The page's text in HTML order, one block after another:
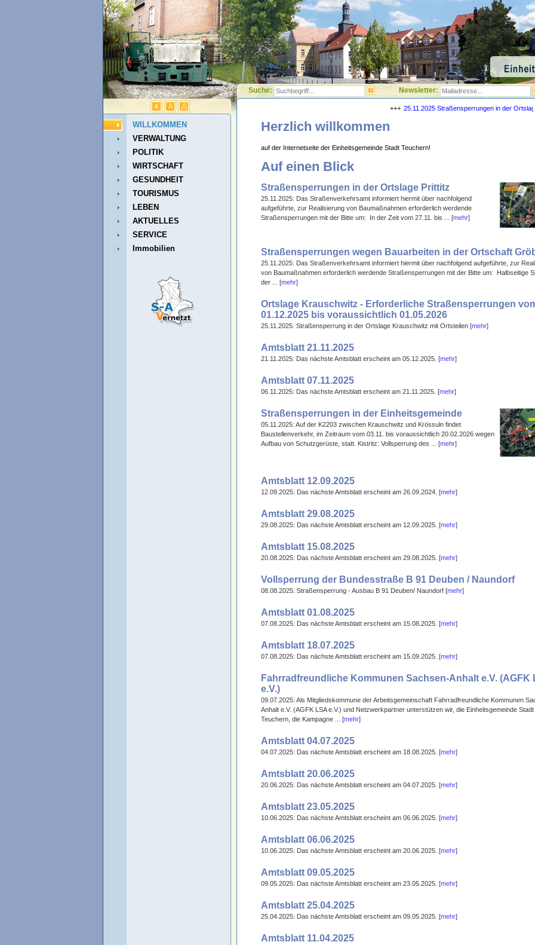
Suche: Newsletter:
WILLKOMMEN
VERWALTUNG
POLITIK
WIRTSCHAFT
GESUNDHEIT
TOURISMUS
LEBEN
AKTUELLES
SERVICE
Immobilien
25.11.2025 Straßensperrungen in der Ortslage Prittitz
Herzlich willkommen
auf der Internetseite der Einheitsgemeinde Stadt Teuchern!
Auf einen Blick
Straßensperrungen in der Ortslage Prittitz
25.11.2025: Das Straßenverkehrsamt informiert hiermit über nachfolgend
aufgeführte, zur Realisierung von Baumaßnahmen erforderlich werdende
Straßensperrungen mit der Bitte um: In der Zeit vom 27.11. bis ... [mehr]
Straßensperrungen wegen Bauarbeiten in der Ortschaft
25.11.2025: Das Straßenverkehrsamt informiert hiermit über nachfolgend aufgeführte, zur
von Baumaßnahmen erforderlich werdende Straßensperrungen mit der Bitte um: Halbseitige
der ... [mehr]
Ortslage Krauschwitz - Erforderliche Straßensperrungen
01.12.2025 bis voraussichtlich 01.05.2026
25.11.2025: Straßensperrung in der Ortslage Krauschwitz mit Ortsteilen [mehr]
Amtsblatt 21.11.2025
21.11.2025: Das nächste Amtsblatt erscheint am 05.12.2025. [mehr]
Amtsblatt 07.11.2025
06.11.2025: Das nächste Amtsblatt erscheint am 21.11.2025. [mehr]
Straßensperrungen in der Einheitsgemeinde
05.11.2025: Auf der K2203 zwischen Krauschwitz und Krössuln findet
Baustellenverkehr, im Zeitraum vom 03.11. bis voraussichtlich 20.02.2026 wegen
Aufbau von Schutzgerüste, statt. Kistritz: Vollsperrung des ... [mehr]
Amtsblatt 12.09.2025
12.09.2025: Das nächste Amtsblatt erscheint am 26.09.2024. [mehr]
Amtsblatt 29.08.2025
29.08.2025: Das nächste Amtsblatt erscheint am 12.09.2025. [mehr]
Amtsblatt 15.08.2025
20.08.2025: Das nächste Amtsblatt erscheint am 29.08.2025. [mehr]
Vollsperrung der Bundesstraße B 91 Deuben / Naundorf
08.08.2025: Straßensperrung - Ausbau B 91 Deuben/ Naundorf [mehr]
Amtsblatt 01.08.2025
07.08.2025: Das nächste Amtsblatt erscheint am 15.08.2025. [mehr]
Amtsblatt 18.07.2025
07.08.2025: Das nächste Amtsblatt erscheint am 15.09.2025. [mehr]
Fahrradfreundliche Kommunen Sachsen-Anhalt e.V. (AGFK
e.V.)
09.07.2025: Als Mitgliedskommune der Arbeitsgemeinschaft Fahrradfreundliche Kommunen
Anhalt e.V. (AGFK LSA e.V.) und Netzwerkpartner unterstützen wir, die Einheitsgemeinde Stadt
Teuchern, die Kampagne ... [mehr]
Amtsblatt 04.07.2025
04.07.2025: Das nächste Amtsblatt erscheint am 18.08.2025. [mehr]
Amtsblatt 20.06.2025
20.06.2025: Das nächste Amtsblatt erscheint am 04.07.2025. [mehr]
Amtsblatt 23.05.2025
10.06.2025: Das nächste Amtsblatt erscheint am 06.06.2025. [mehr]
Amtsblatt 06.06.2025
10.06.2025: Das nächste Amtsblatt erscheint am 20.06.2025. [mehr]
Amtsblatt 09.05.2025
09.05.2025: Das nächste Amtsblatt erscheint am 23.05.2025. [mehr]
Amtsblatt 25.04.2025
25.04.2025: Das nächste Amtsblatt erscheint am 09.05.2025. [mehr]
Amtsblatt 11.04.2025